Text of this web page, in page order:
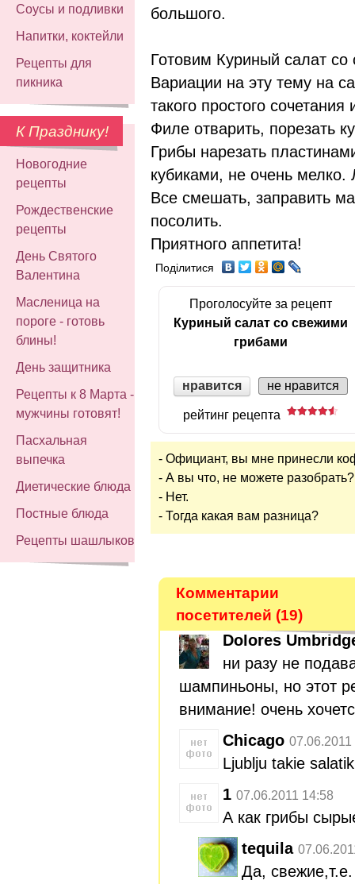
Соусы и подливки
Напитки, коктейли
Рецепты для
пикника
К Празднику!
Новогодние
рецепты
Рождественские
рецепты
День Святого
Валентина
Масленица на
пороге - готовь
блины!
День защитника
Рецепты к 8 Марта -
мужчины готовят!
Пасхальная
выпечка
Диетические блюда
Постные блюда
Рецепты шашлыков
большого.
Готовим Куриный салат
Вариации на эту тему на
такого простого
Филе отварить, порезать
Грибы нарезать
кубиками, не очень мелко.
Все смешать, заправить
посолить.
Приятного аппетита!
Поділитися
Проголосуйте за рецепт
Куриный салат со свежими
грибами
нравится не нравится
рейтинг рецепта
- Официант, вы мне принесли
- А вы что, не можете разобрать?
- Нет.
- Тогда какая вам разница?
Комментарии
посетителей (19)
Dolores
ни разу не
шампиньоны, но этот
внимание! очень
Chicago 07.06.2011
Ljublju takie
1 07.06.2011 14:58
А как грибы
tequila
Да,